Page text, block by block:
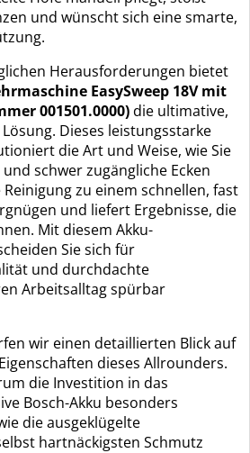
und wünscht sich eine smarte,
Herausforderungen bietet
EasySweep 18V mit
001501.0000)die ultimative,
Dieses leistungsstarke
die Art und Weise, wie Sie
schwer zugängliche Ecken
zu einem schnellen, fast
und liefert Ergebnisse, die
Mit diesem Akku-
Sie sich für
und durchdachte
Arbeitsalltag spürbar
wir einen detaillierten Blick auf
dieses Allrounders.
die Investition in das
Bosch-Akku besonders
die ausgeklügelte
hartnäckigsten Schmutz